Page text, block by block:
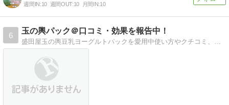
週間IN:10 週間OUT:10 月間IN:10
6
玉の輿パック＠口コミ・効果を報告中！